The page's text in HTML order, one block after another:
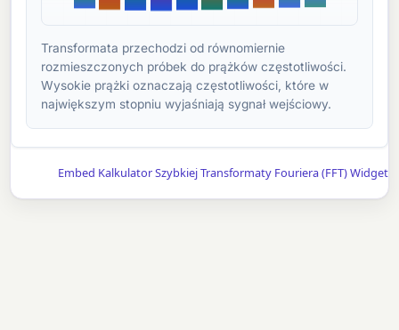
Transformata przechodzi od równomiernie
rozmieszczonych próbek do prążków częstotliwości.
Wysokie prążki oznaczają częstotliwości, które w
największym stopniu wyjaśniają sygnał wejściowy.
Embed Kalkulator Szybkiej Transformaty Fouriera (FFT) Widget